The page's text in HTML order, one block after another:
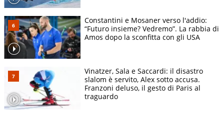
Constantini e Mosaner verso l'addio:
“Futuro insieme? Vedremo”. La rabbia di
Amos dopo la sconfitta con gli USA
Vinatzer, Sala e Saccardi: il disastro
slalom è servito, Alex sotto accusa.
Franzoni deluso, il gesto di Paris al
traguardo